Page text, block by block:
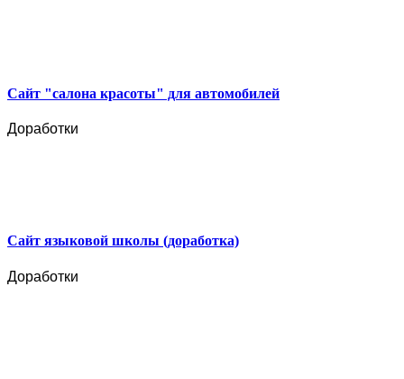
Сайт "салона красоты" для автомобилей
Доработки
Сайт языковой школы (доработка)
Доработки